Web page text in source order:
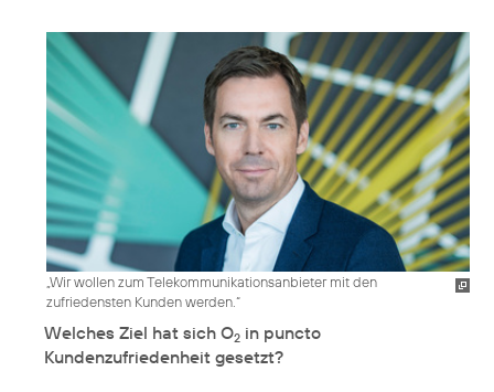
„Wir wollen zum Telekommunikationsanbieter mit den
zufriedensten Kunden werden.“
Welches Ziel hat sich O2 in puncto
Kundenzufriedenheit gesetzt?